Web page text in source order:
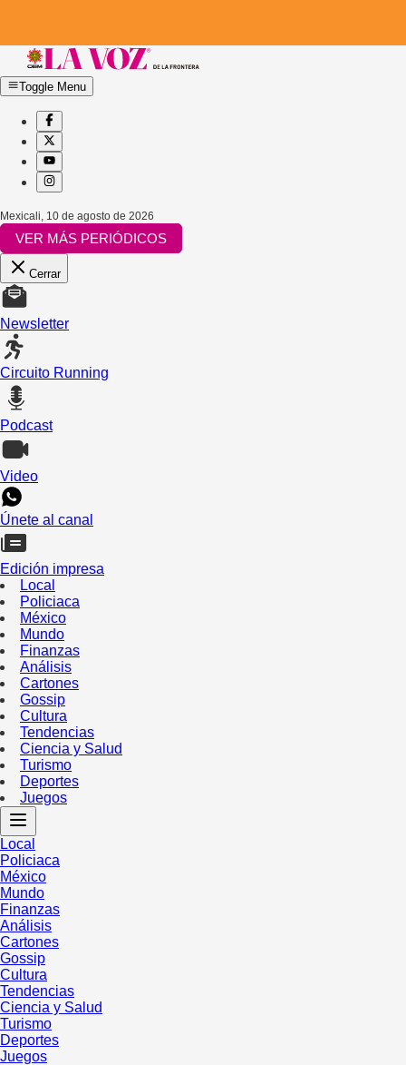
Toggle Menu
Mexicali 10 de agosto de 2026
VER MÁS PERIÓDICOS
Cerrar
Newsletter
Circuito Running
Podcast
Video
Únete al canal
Edición impresa
Local
Policiaca
México
Mundo
Finanzas
Análisis
Cartones
Gossip
Cultura
Tendencias
Ciencia y Salud
Turismo
Deportes
Juegos
Local
Policiaca
México
Mundo
Finanzas
Análisis
Cartones
Gossip
Cultura
Tendencias
Ciencia y Salud
Turismo
Deportes
Juegos